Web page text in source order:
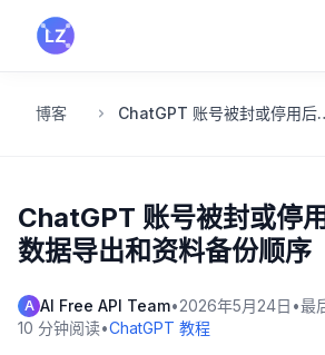
跳转到主要内容
博客 ChatGPT 账号被封
ChatGPT 账号被封或停
数据导出和资料备份顺序
A AI Free API Team•2026年5月24日 •最
10 分钟阅读•ChatGPT 教程